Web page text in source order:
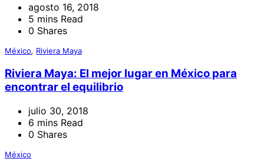
agosto 16, 2018
5 mins Read
0 Shares
México, Riviera Maya
Riviera Maya: El mejor lugar en México para
encontrar el equilibrio
julio 30, 2018
6 mins Read
0 Shares
México